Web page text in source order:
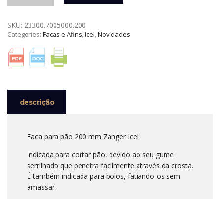
FACA
PÃO
200
ZANGER
ICEL
SKU: 23300.7005000.200
Categories: Facas e Afins,Icel,Novidades
descrição
Faca para pão 200 mm Zanger Icel
Indicada para cortar pão, devido ao seu gume
serrilhado que penetra facilmente através da crosta.
É também indicada para bolos, fatiando-os sem
amassar.